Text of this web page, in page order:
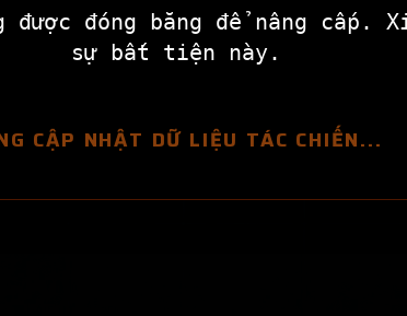
được đóng băng để nâng
sự bất tiện này.
CẬP NHẬT DỮ LIỆU TÁC CHIẾN...